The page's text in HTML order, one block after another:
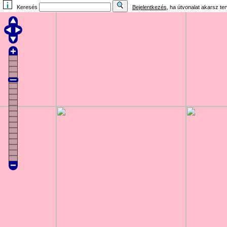
Keresés Bejelentkezés , ha útvonalat akarsz